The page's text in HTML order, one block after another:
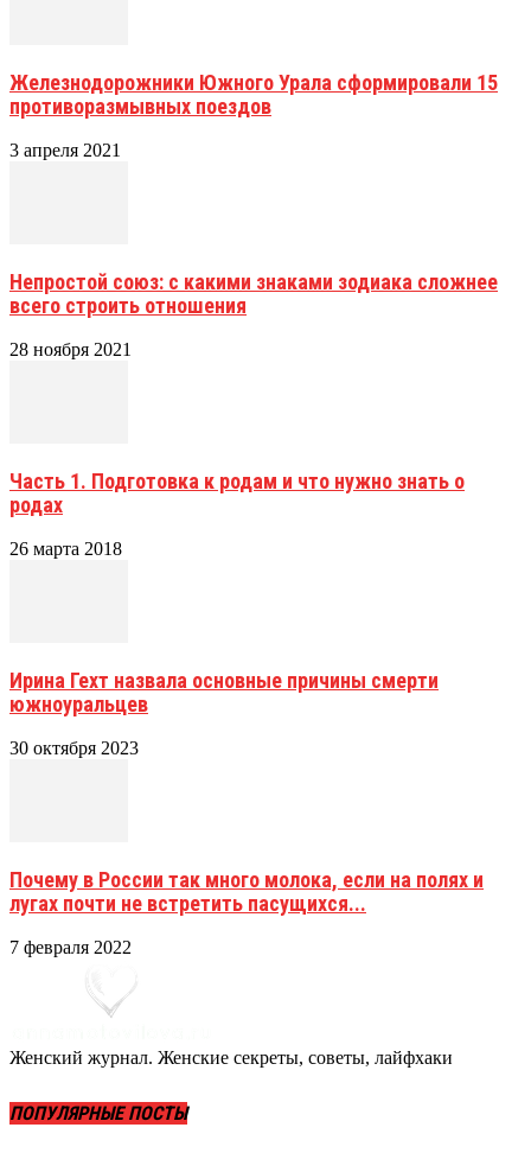
Железнодорожники Южного Урала сформировали 15
противоразмывных поездов
3 апреля 2021
Непростой союз: с какими знаками зодиака сложнее
всего строить отношения
28 ноября 2021
Часть 1. Подготовка к родам и что нужно знать о
родах
26 марта 2018
Ирина Гехт назвала основные причины смерти
южноуральцев
30 октября 2023
Почему в России так много молока, если на полях и
лугах почти не встретить пасущихся...
7 февраля 2022
Женский журнал. Женские секреты, советы, лайфхаки
ПОПУЛЯРНЫЕ ПОСТЫ